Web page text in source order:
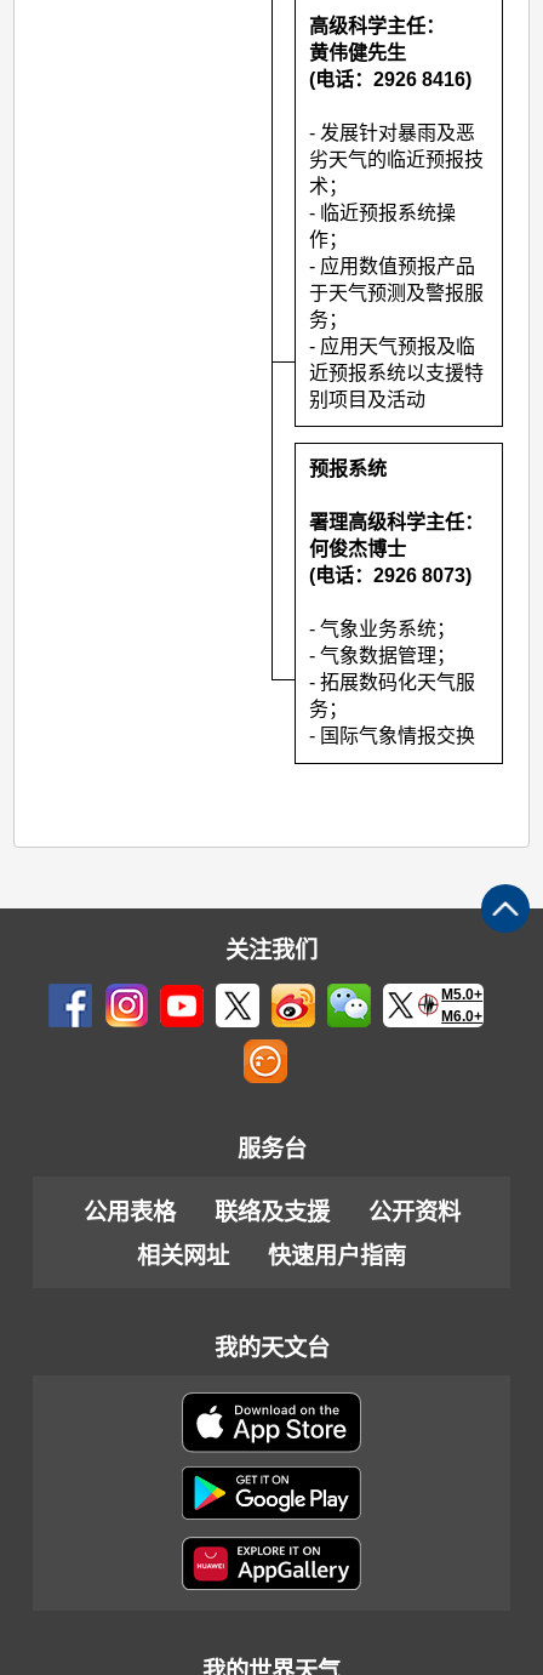
高级科学主任：
黄伟健先生
(电话：2926 8416)
- 发展针对暴雨及恶
劣天气的临近预报技
术；
- 临近预报系统操
作；
- 应用数值预报产品
于天气预测及警报服
务；
- 应用天气预报及临
近预报系统以支援特
别项目及活动
预报系统
署理高级科学主任：
何俊杰博士
(电话：2926 8073)
- 气象业务系统；
- 气象数据管理；
- 拓展数码化天气服
务；
- 国际气象情报交换
关注我们
M5.0+
M6.0+
服务台
公用表格 联络及支援
公开资料
相关网址
快速用户指南
我的天文台